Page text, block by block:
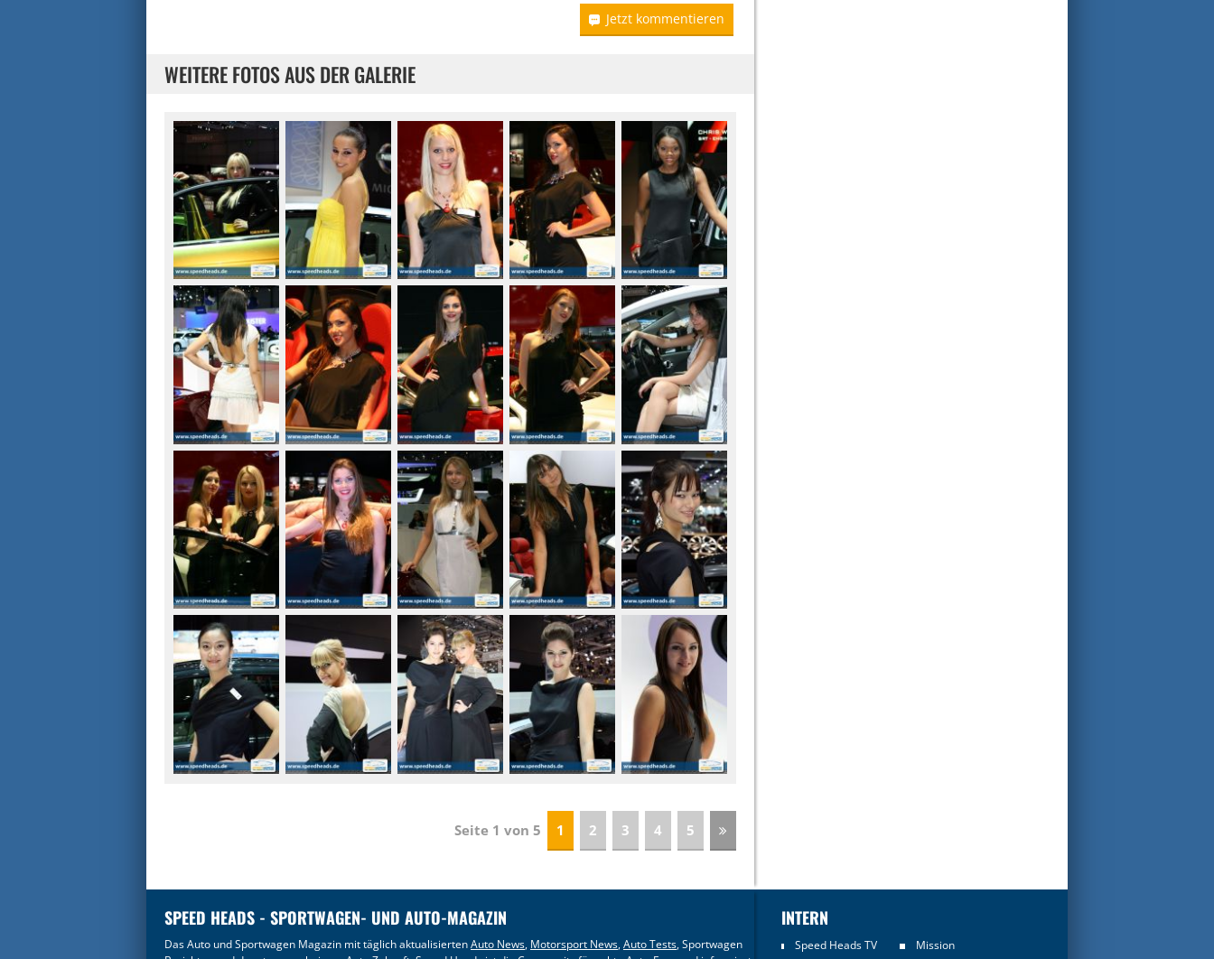
Jetzt kommentieren
WEITERE FOTOS AUS DER GALERIE
Seite 1 von 5 1 2 3 4 5
SPEED HEADS - SPORTWAGEN- UND AUTO-MAGAZIN
Das Auto und Sportwagen Magazin mit täglich aktualisiertenAuto News, Motorsport News,Auto Tests, Sportwagen
INTERN
Speed Heads TV Mission